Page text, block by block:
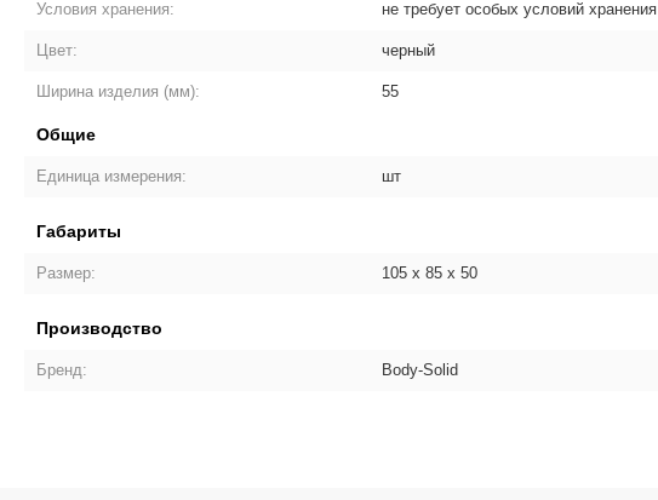
Условия хранения: не требует особых условий хранения
Цвет: черный
Ширина изделия (мм): 55
Общие
Единица измерения: шт
Габариты
Размер: 105 х 85 х 50
Производство
Бренд: Body-Solid